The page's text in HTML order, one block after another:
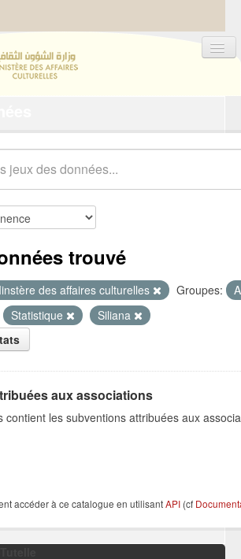
trouvé
des affaires culturelles Groupes:
Statistique
Siliana
aux associations
contient les subventions attribuées aux
accéder à ce catalogue en utilisantAPI (cf